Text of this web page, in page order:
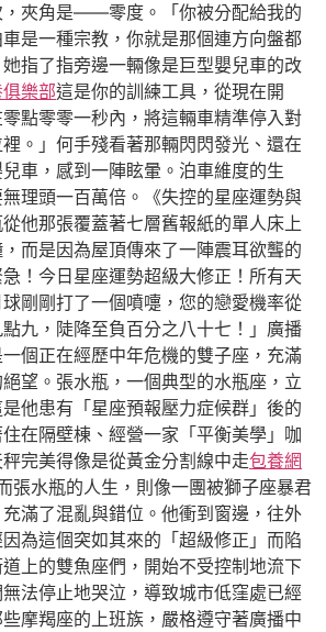
，夾角是——零度。「你被分配給我的
是一種宗教，你就是那個連方向盤都
指了指旁邊一輛像是巨型嬰兒車的改
樂部這是你的訓練工具，從現在開
點零零一秒內，將這輛車精準停入對
。」何手殘看著那輛閃閃發光、還在
車，感到一陣眩暈。泊車維度的生
理頭一百萬倍。《失控的星座運勢與
他那張覆蓋著七層舊報紙的單人床上
而是因為屋頂傳來了一陣震耳欲聾的
！今日星座運勢超級大修正！所有天
剛剛打了一個噴嚏，您的戀愛機率從
九，陡降至負百分之八十七！」廣播
個正在經歷中年危機的雙子座，充滿
望。張水瓶，一個典型的水瓶座，立
他患有「星座預報壓力症候群」後的
在隔壁棟、經營一家「平衡美學」咖
完美得像是從黃金分割線中走包養網
張水瓶的人生，則像一團被獅子座暴君
滿了混亂與錯位。他衝到窗邊，往外
為這個突如其來的「超級修正」而陷
上的雙魚座們，開始不受控制地流下
法停止地哭泣，導致城市低窪處已經
摩羯座的上班族，嚴格遵守著廣播中